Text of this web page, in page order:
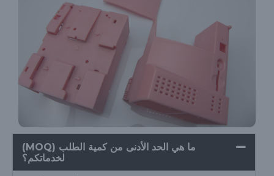
ما هي الحد الأدنى من كمية الطلب (MOQ)
لخدماتكم؟